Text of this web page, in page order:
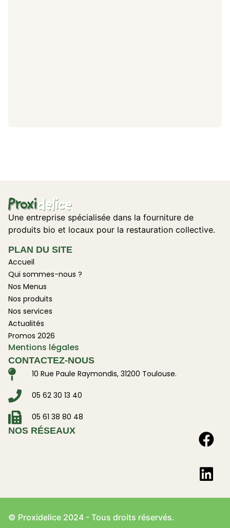
Une entreprise spécialisée dans la fourniture de
produits bio et locaux pour la restauration collective.
PLAN DU SITE
Accueil
Qui sommes-nous ?
Nos Menus
Nos produits
Nos services
Actualités
Promos 2026
Mentions légales
CONTACTEZ-NOUS
10 Rue Paule Raymondis, 31200 Toulouse.
05 62 30 13 40
05 61 38 80 48
NOS RÉSEAUX
© Proxidelice 2024 - Tous droits réservés.